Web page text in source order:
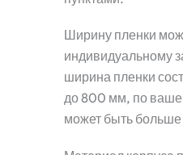
Ширину пленки
индивидуальному
ширина пленки
до 800 мм, по
может быть